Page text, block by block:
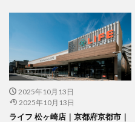
2025年10月13日
2025年10月13日
ライフ 松ヶ崎店｜京都府京都市｜